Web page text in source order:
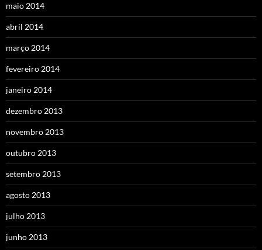
maio 2014
abril 2014
março 2014
fevereiro 2014
janeiro 2014
dezembro 2013
novembro 2013
outubro 2013
setembro 2013
agosto 2013
julho 2013
junho 2013